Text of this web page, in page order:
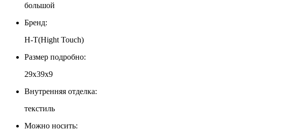
большой
Бренд:
H-T(Hight Touch)
Размер подробно:
29х39х9
Внутренняя отделка:
текстиль
Можно носить: